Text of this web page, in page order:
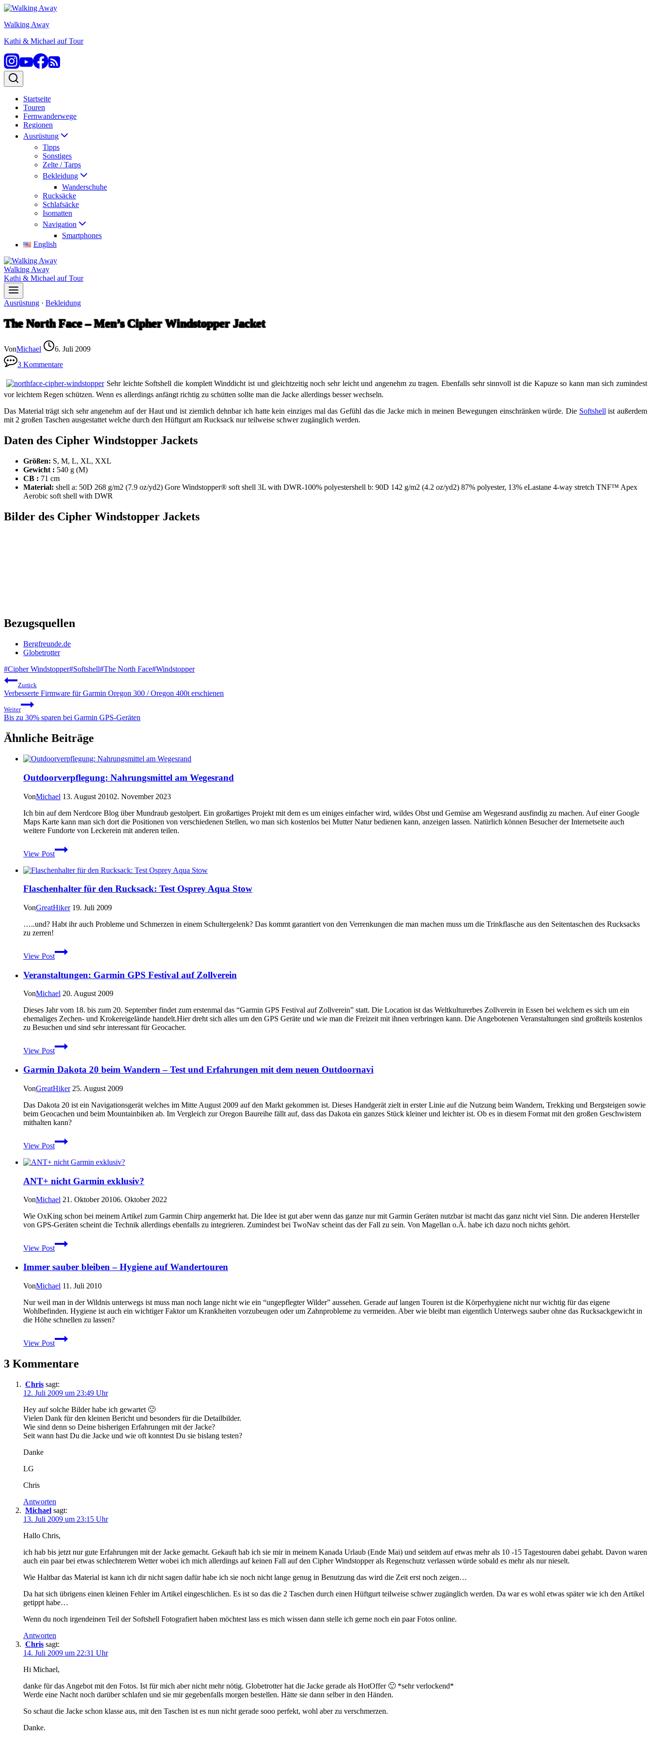
Zum
springen
Walking Away
Kathi & Michael auf Tour
Startseite
Touren
Fernwanderwege
Regionen
Ausrüstung
Tipps
Sonstiges
Zelte / Tarps
Bekleidung
Wanderschuhe
Rucksäcke
Schlafsäcke
Isomatten
Navigation
Smartphones
English
Walking Away
Kathi & Michael auf Tour
Ausrüstung · Bekleidung
The North Face – Men’s Cipher Windstopper Jacket
VonMichael
6. Juli 2009
3 Kommentare
Sehr leichte Softshell die komplett Winddicht ist und gleichtzeitig noch sehr leicht und angenehm zu tragen. Ebenfalls sehr sinnvoll ist die Kapuze so kann man sich zumindest
vor leichtem Regen schützen. Wenn es allerdings anfängt richtig zu schütten sollte man die Jacke allerdings besser wechseln.
Das Material trägt sich sehr angenehm auf der Haut und ist ziemlich dehnbar ich hatte kein einziges mal das Gefühl das die Jacke mich in meinen Bewegungen einschränken würde. Die Softshell ist außerdem
mit 2 großen Taschen ausgestattet welche durch den Hüftgurt am Rucksack nur teilweise schwer zugänglich werden.
Daten des Cipher Windstopper Jackets
Größen: S, M, L, XL, XXL
Gewicht : 540 g (M)
CB : 71 cm
Material: shell a: 50D 268 g/m2 (7.9 oz/yd2) Gore Windstopper® soft shell 3L with DWR-100% polyestershell b: 90D 142 g/m2 (4.2 oz/yd2) 87% polyester, 13% eLastane 4-way stretch TNF™ Apex
Aerobic soft shell with DWR
Bilder des Cipher Windstopper Jackets
Bezugsquellen
Bergfreunde.de
Globetrotter
Schlagworte:
#Cipher Windstopper#Softshell#The North Face#Windstopper
Beitragsnavigation
Zurück
Verbesserte Firmware für Garmin Oregon 300 / Oregon 400t erschienen
Weiter
Bis zu 30% sparen bei Garmin GPS-Geräten
Ähnliche Beiträge
Outdoorverpflegung: Nahrungsmittel am Wegesrand
VonMichael 13. August 20102. November 2023
Ich bin auf dem Nerdcore Blog über Mundraub gestolpert. Ein großartiges Projekt mit dem es um einiges einfacher wird, wildes Obst und Gemüse am Wegesrand ausfindig zu machen. Auf einer Google
Maps Karte kann man sich dort die Positionen von verschiedenen Stellen, wo man sich kostenlos bei Mutter Natur bedienen kann, anzeigen lassen. Natürlich können Besucher der Internetseite auch
weitere Fundorte von Leckerein mit anderen teilen.
View Post
Outdoorverpflegung:
Nahrungsmittel
Wegesrand
Flaschenhalter für den Rucksack: Test Osprey Aqua Stow
VonGreatHiker 19. Juli 2009
…..und? Habt ihr auch Probleme und Schmerzen in einem Schultergelenk? Das kommt garantiert von den Verrenkungen die man machen muss um die Trinkflasche aus den Seitentaschen des Rucksacks
zu zerren!
View Post
Flaschenhalter
für
Rucksack:
Osprey
Stow
Veranstaltungen: Garmin GPS Festival auf Zollverein
VonMichael 20. August 2009
Dieses Jahr vom 18. bis zum 20. September findet zum erstenmal das “Garmin GPS Festival auf Zollverein” statt. Die Location ist das Weltkulturerbes Zollverein in Essen bei welchem es sich um ein
ehemaliges Zechen- und Krokereigelände handelt.Hier dreht sich alles um den GPS Geräte und wie man die Freizeit mit ihnen verbringen kann. Die Angebotenen Veranstaltungen sind großteils kostenlos
zu Besuchen und sind sehr interessant für Geocacher.
View Post
Veranstaltungen:
Garmin
Festival
Zollverein
Garmin Dakota 20 beim Wandern – Test und Erfahrungen mit dem neuen Outdoornavi
VonGreatHiker 25. August 2009
Das Dakota 20 ist ein Navigationsgerät welches im Mitte August 2009 auf den Markt gekommen ist. Dieses Handgerät zielt in erster Linie auf die Nutzung beim Wandern, Trekking und Bergsteigen sowie
beim Geocachen und beim Mountainbiken ab. Im Vergleich zur Oregon Baureihe fällt auf, dass das Dakota ein ganzes Stück kleiner und leichter ist. Ob es in diesem Format mit den großen Geschwistern
mithalten kann?
View Post
Garmin
Dakota
beim
–
und
mit
dem
Outdoornavi
ANT+ nicht Garmin exklusiv?
VonMichael 21. Oktober 20106. Oktober 2022
Wie OxKing schon bei meinem Artikel zum Garmin Chirp angemerkt hat. Die Idee ist gut aber wenn das ganze nur mit Garmin Geräten nutzbar ist macht das ganz nicht viel Sinn. Die anderen Hersteller
von GPS-Geräten scheint die Technik allerdings ebenfalls zu integrieren. Zumindest bei TwoNav scheint das der Fall zu sein. Von Magellan o.Ä. habe ich dazu noch nichts gehört.
View Post
ANT+
nicht
exklusiv?
Immer sauber bleiben – Hygiene auf Wandertouren
VonMichael 11. Juli 2010
Nur weil man in der Wildnis unterwegs ist muss man noch lange nicht wie ein “ungepflegter Wilder” aussehen. Gerade auf langen Touren ist die Körperhygiene nicht nur wichtig für das eigene
Wohlbefinden. Hygiene ist auch ein wichtiger Faktor um Krankheiten vorzubeugen oder um Zahnprobleme zu vermeiden. Aber wie bleibt man eigentlich Unterwegs sauber ohne das Rucksackgewicht in
die Höhe schnellen zu lassen?
View Post
Immer
sauber
–
Wandertouren
3 Kommentare
Chris sagt:
12. Juli 2009 um 23:49 Uhr
Hey auf solche Bilder habe ich gewartet 🙂
Vielen Dank für den kleinen Bericht und besonders für die Detailbilder.
Wie sind denn so Deine bisherigen Erfahrungen mit der Jacke?
Seit wann hast Du die Jacke und wie oft konntest Du sie bislang testen?
Danke
LG
Chris
Antworten
Michael sagt:
13. Juli 2009 um 23:15 Uhr
Hallo Chris,
ich hab bis jetzt nur gute Erfahrungen mit der Jacke gemacht. Gekauft hab ich sie mir in meinem Kanada Urlaub (Ende Mai) und seitdem auf etwas mehr als 10 -15 Tagestouren dabei gehabt. Davon waren
auch ein paar bei etwas schlechterem Wetter wobei ich mich allerdings auf keinen Fall auf den Cipher Windstopper als Regenschutz verlassen würde sobald es mehr als nur nieselt.
Wie Haltbar das Material ist kann ich dir nicht sagen dafür habe ich sie noch nicht lange genug in Benutzung das wird die Zeit erst noch zeigen…
Da hat sich übrigens einen kleinen Fehler im Artikel eingeschlichen. Es ist so das die 2 Taschen durch einen Hüftgurt teilweise schwer zugänglich werden. Da war es wohl etwas später wie ich den Artikel
getippt habe…
Wenn du noch irgendeinen Teil der Softshell Fotografiert haben möchtest lass es mich wissen dann stelle ich gerne noch ein paar Fotos online.
Antworten
Chris sagt:
14. Juli 2009 um 22:31 Uhr
Hi Michael,
danke für das Angebot mit den Fotos. Ist für mich aber nicht mehr nötig. Globetrotter hat die Jacke gerade als HotOffer 🙂 *sehr verlockend*
Werde eine Nacht noch darüber schlafen und sie mir gegebenfalls morgen bestellen. Hätte sie dann selber in den Händen.
So schaut die Jacke schon klasse aus, mit den Taschen ist es nun nicht gerade sooo perfekt, wohl aber zu verschmerzen.
Danke.